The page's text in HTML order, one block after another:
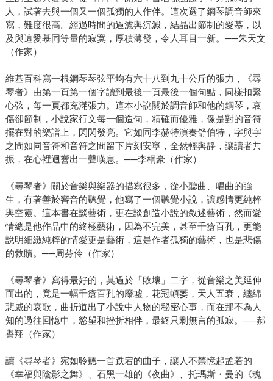
人，試著去與一個又一個孤獨的人作伴。這次選了鋼琴調音師來
寫，難度很高。經過時間的過濾與沉澱，結晶出節制的愛慕，以
及與這愛慕同等量的寂寞，厚積薄發，令人耳目一新。──朱天文
（作家）
維基百科寫一根鋼琴琴弦平均有六十八到九十公斤的張力，《尋
琴者》由第一頁第一個字讀到最後一頁最後一個句點，同樣扣緊
心弦，每一頁都充滿張力。這本小說關於調音師和他的鋼琴，哀
傷卻節制，小說家行文每一個造句，精確而優雅，像是對的音符
擺在對的樂譜上，閃閃發亮。它如同李赫特演奏舒伯特，字與字
之間如同音符和音符之間留下片刻安寧，全然輕與靜，讓讀者共
振，在心裡迴響出一聲嘆息。──李桐豪（作家）
《尋琴者》關於音樂與樂器的描寫很多，從小聽曲、唱曲的強
生，有著善於審音的聽覺，他寫了一個聽覺小說，讓感情更純粹
與空靈。這本書在談藝術，更在談創造小說的敘述藝術，然而愛
情總是他作品中的終極藝術，因為不完美，甚至千瘡百孔，更能
說明細緻純粹的情愛更是藝術，這是作者孤獨的藝術，也是悲傷
的救贖。──周芬伶（作家）
《尋琴者》寫得最好的，莫過於「敗壞」二字，從音樂之美延伸
而出的，竟是一幅千瘡百孔的廢墟，花冠頓萎，天人五衰，纏綿
悲戚的哀歌，曲折道出了小說中人物的秘密心事，而在那不為人
知的過往回憶中，慾望和挫折相伴，最終只剩無言的孤寂。──郝
譽翔（作家）
讀《尋琴者》宛如聆聽一首跌宕的曲子，讓人不禁憶起孟若的
《幸福與陰影之舞》、石黑一雄的《夜曲》、托瑪斯・曼的《魂